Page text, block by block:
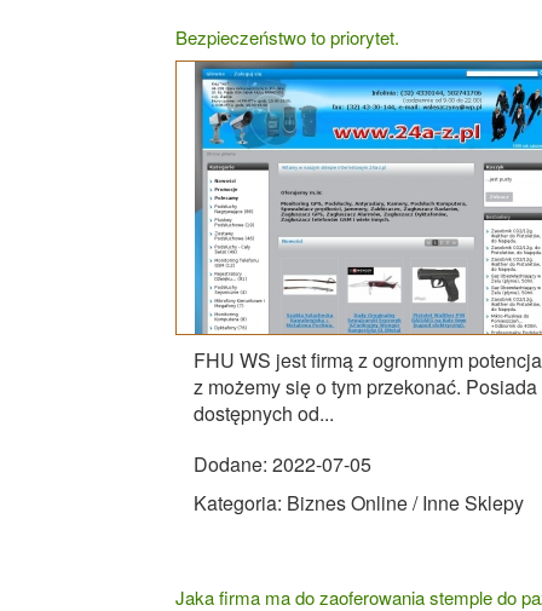
Bezpieczeństwo to priorytet.
FHU WS jest firmą z ogromnym
z możemy się o tym przekonać.
dostępnych od...
Dodane: 2022-07-05
Kategoria: Biznes Online / Inne Sklepy
Jaka firma ma do zaoferowania stemple do